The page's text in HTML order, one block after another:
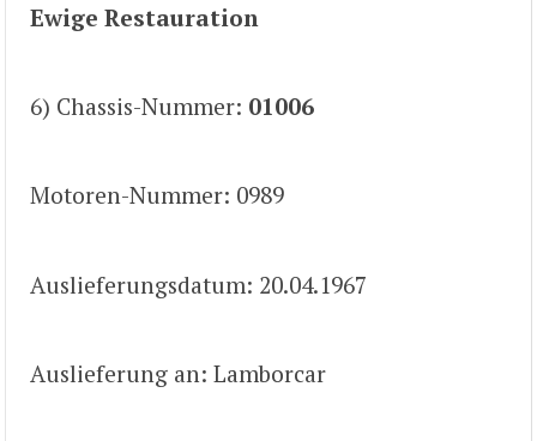
Ewige Restauration
6) Chassis-Nummer: 01006
Motoren-Nummer: 0989
Auslieferungsdatum: 20.04.1967
Auslieferung an: Lamborcar